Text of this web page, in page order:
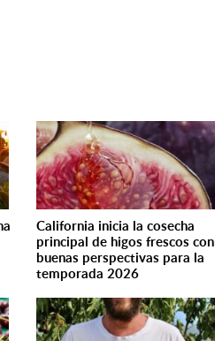
California inicia la cosecha
principal de higos frescos con
buenas perspectivas para la
temporada 2026